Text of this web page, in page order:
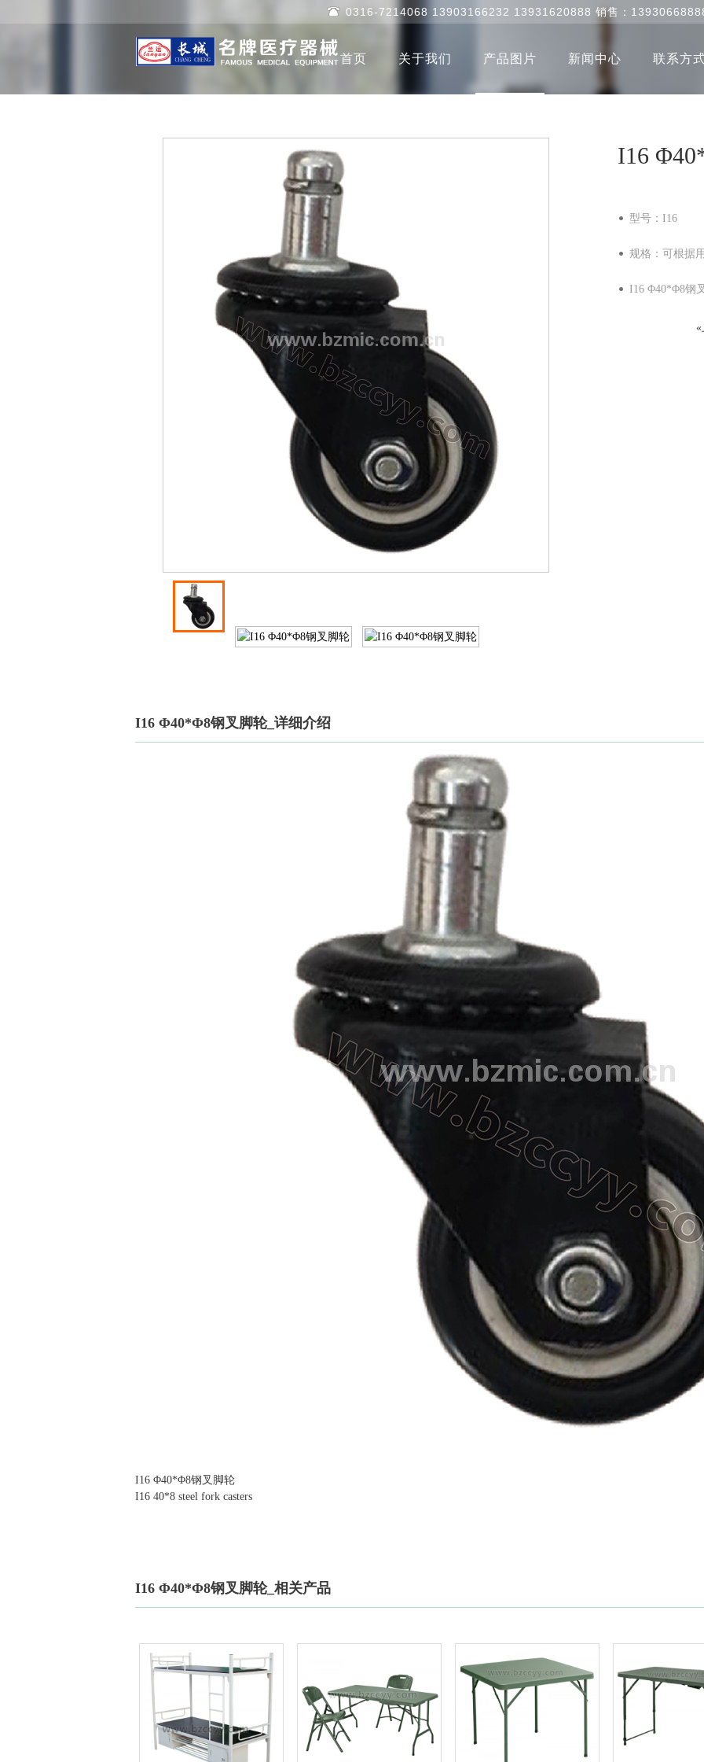
0316-7214068 13903166232 13931620888 销售：
首页 关于我们 产品图片 新闻中心 联系方
I16
型号：I16
规格：可根据
I16 Φ40*Φ8钢
«
I16 Φ40*Φ8钢叉脚轮_详细介绍
I16 Φ40*Φ8钢叉脚轮
I16 40*8 steel fork casters
I16 Φ40*Φ8钢叉脚轮_相关产品